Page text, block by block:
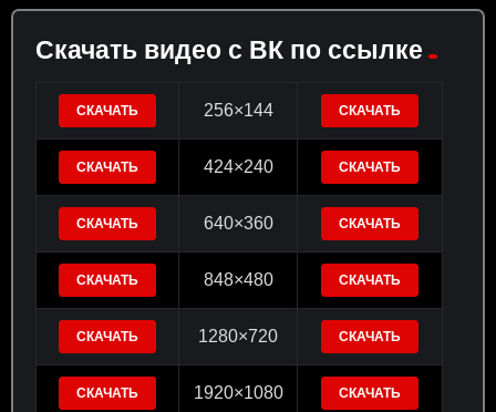
Скачать видео с ВК по ссылке
СКАЧАТЬ 256×144 СКАЧАТЬ
СКАЧАТЬ 424×240 СКАЧАТЬ
СКАЧАТЬ 640×360 СКАЧАТЬ
СКАЧАТЬ 848×480 СКАЧАТЬ
СКАЧАТЬ 1280×720 СКАЧАТЬ
СКАЧАТЬ 1920×1080 СКАЧАТЬ